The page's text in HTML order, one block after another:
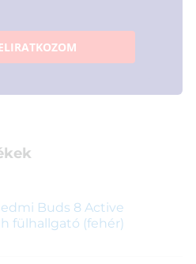
Buds 8 Active
fülhallgató (fehér)